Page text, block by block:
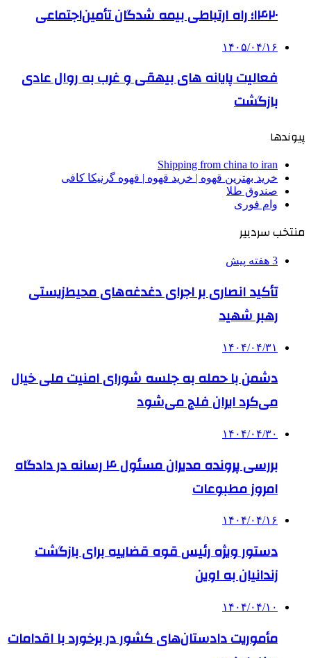
۱۴۲۰؛ راه ارتباطی بیمه شدگان تأمین‌اجتماعی
۱۴۰۵/۰۴/۱۶
فعالیت پایانه های بیهقی و غرب به روال عادی
بازگشت
پیوندها
Shipping from china to iran
خرید بهترین قهوه | خرید قهوه | قهوه گرنیکا کافی
صندوق طلا
وام فوری
منتخب سردبیر
3 هفته پیش
تأکید انصاری بر اجرای دغدغه‌های محیط‌زیستی
رهبر شهید
۱۴۰۴/۰۴/۳۱
دشمن با حمله به جلسه شورای‌ امنیت ملی خیال
می‌کرد ایران فلج می‌شود
۱۴۰۴/۰۴/۳۰
بررسی پرونده مدیران مسئول ۴ رسانه در دادگاه
امروز مطبوعات
۱۴۰۴/۰۴/۱۶
دستور ویژه رئیس قوه قضاییه برای بازگشت
زندانیان به اوین
۱۴۰۴/۰۴/۱۰
مأموریت دادستان‌های کشور در برخورد با اقدامات